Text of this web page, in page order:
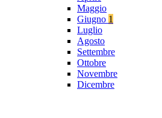
Maggio
Giugno 1
Luglio
Agosto
Settembre
Ottobre
Novembre
Dicembre